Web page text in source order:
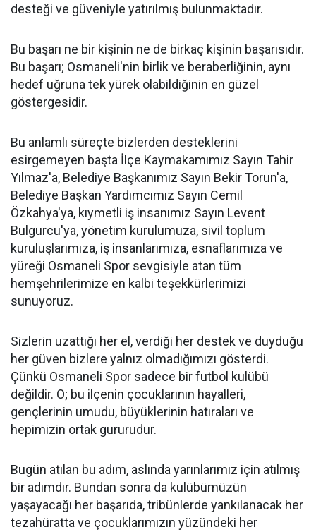
desteği ve güveniyle yatırılmış bulunmaktadır.
Bu başarı ne bir kişinin ne de birkaç kişinin başarısıdır.
Bu başarı; Osmaneli'nin birlik ve beraberliğinin, aynı
hedef uğruna tek yürek olabildiğinin en güzel
göstergesidir.
Bu anlamlı süreçte bizlerden desteklerini
esirgemeyen başta İlçe Kaymakamımız Sayın Tahir
Yılmaz'a, Belediye Başkanımız Sayın Bekir Torun'a,
Belediye Başkan Yardımcımız Sayın Cemil
Özkahya'ya, kıymetli iş insanımız Sayın Levent
Bulgurcu'ya, yönetim kurulumuza, sivil toplum
kuruluşlarımıza, iş insanlarımıza, esnaflarımıza ve
yüreği Osmaneli Spor sevgisiyle atan tüm
hemşehrilerimize en kalbi teşekkürlerimizi
sunuyoruz.
Sizlerin uzattığı her el, verdiği her destek ve duyduğu
her güven bizlere yalnız olmadığımızı gösterdi.
Çünkü Osmaneli Spor sadece bir futbol kulübü
değildir. O; bu ilçenin çocuklarının hayalleri,
gençlerinin umudu, büyüklerinin hatıraları ve
hepimizin ortak gururudur.
Bugün atılan bu adım, aslında yarınlarımız için atılmış
bir adımdır. Bundan sonra da kulübümüzün
yaşayacağı her başarıda, tribünlerde yankılanacak her
tezahüratta ve çocuklarımızın yüzündeki her